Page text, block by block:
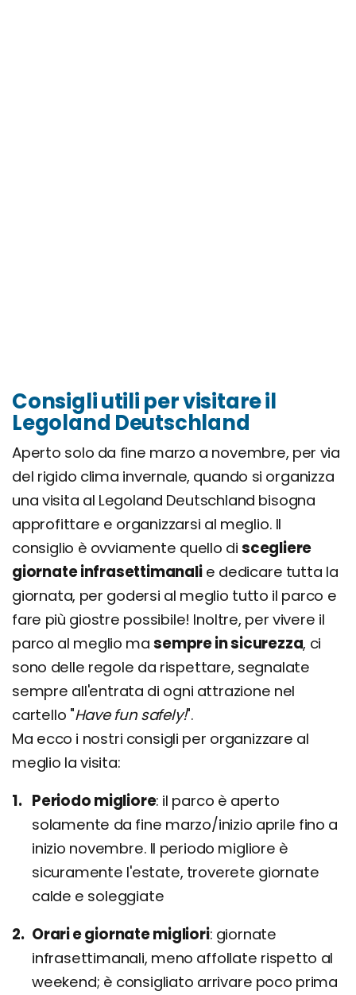
Consigli utili per visitare il
Legoland Deutschland
Aperto solo da fine marzo a novembre, per via
del rigido clima invernale, quando si organizza
una visita al Legoland Deutschland bisogna
approfittare e organizzarsi al meglio. Il
consiglio è ovviamente quello di scegliere
giornate infrasettimanalie dedicare tutta la
giornata, per godersi al meglio tutto il parco e
fare più giostre possibile! Inoltre, per vivere il
parco al meglio masempre in sicurezza, ci
sono delle regole da rispettare, segnalate
sempre all'entrata di ogni attrazione nel
cartello "Have fun safely!".
Ma ecco i nostri consigli per organizzare al
meglio la visita:
Periodo migliore il parco è aperto
solamente da fine marzo/inizio aprile fino a
inizio novembre. Il periodo migliore è
sicuramente l'estate, troverete giornate
calde e soleggiate
Orari e giornate migliori giornate
infrasettimanali, meno affollate rispetto al
weekend; è consigliato arrivare poco prima